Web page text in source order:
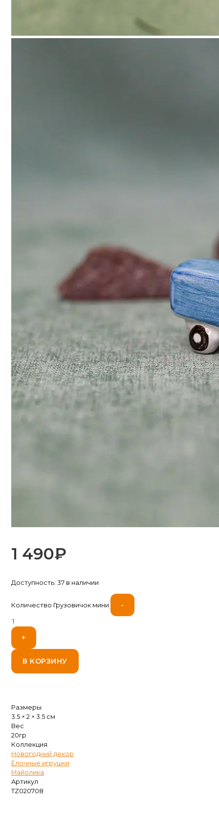
1 490₽
Доступность: 37 в наличии
Количество Грузовичок мини -
+
В КОРЗИНУ
Размеры
3.5 × 2 × 3.5 см
Вес
20гр
Коллекция
Новогодний декор
Ёлочные игрушки
Майолика
Артикул
TZ020708